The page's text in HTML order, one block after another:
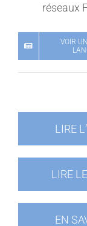
réseaux
VOIR
LIRE
LIRE
EN